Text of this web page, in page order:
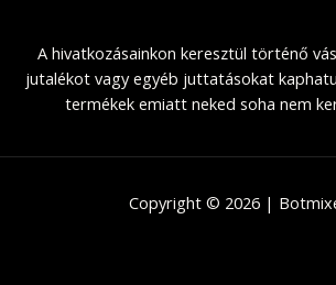
A hivatkozásainkon keresztül történő
jutalékot vagy egyéb juttatásokat
termékek emiatt neked soha nem
Copyright © 2026 |